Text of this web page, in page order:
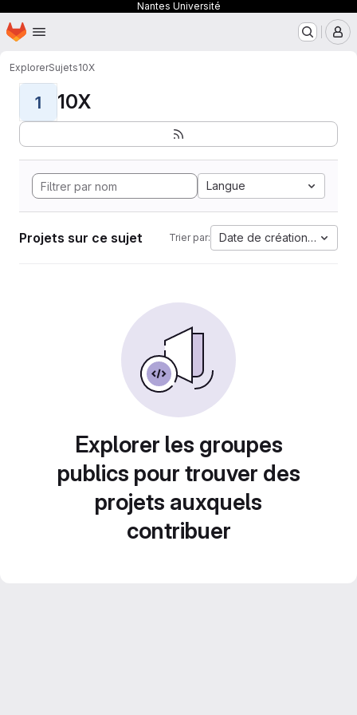
Nantes Université
Passer au contenu principal
Page d'accueil
ExplorerSujets10X
1 10X
Langue
Projets sur ce sujet Trier par: Date de création la plus
Explorer les groupes
publics pour trouver des
projets auxquels
contribuer